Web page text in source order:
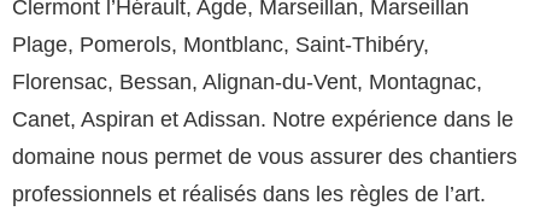
Clermont l’Hérault, Agde, Marseillan, Marseillan
Plage, Pomerols, Montblanc, Saint-Thibéry,
Florensac, Bessan, Alignan-du-Vent, Montagnac,
Canet, Aspiran et Adissan. Notre expérience dans le
domaine nous permet de vous assurer des chantiers
professionnels et réalisés dans les règles de l’art.